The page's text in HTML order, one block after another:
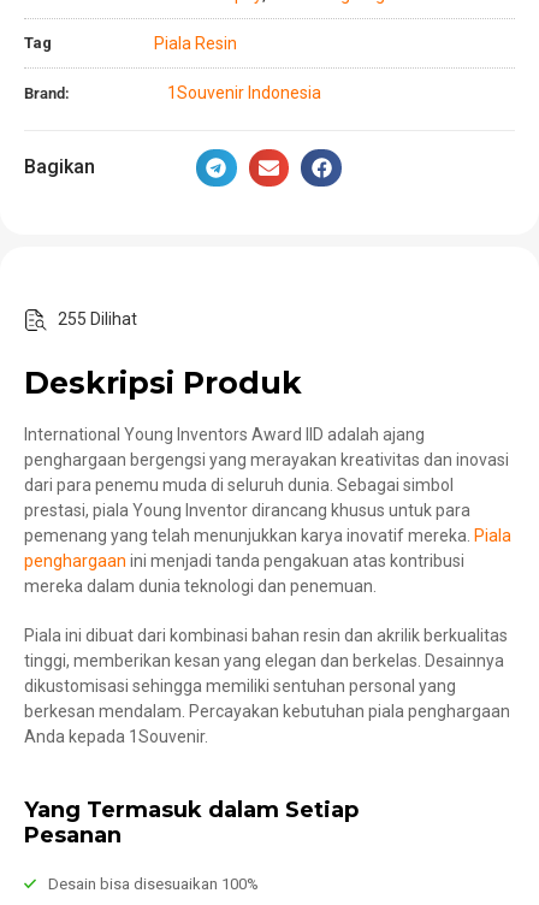
Tag Piala Resin
Brand: 1Souvenir Indonesia
Bagikan
255 Dilihat
Deskripsi Produk
International Young Inventors Award IID adalah ajang
penghargaan bergengsi yang merayakan kreativitas dan inovasi
dari para penemu muda di seluruh dunia. Sebagai simbol
prestasi, piala Young Inventor dirancang khusus untuk para
pemenang yang telah menunjukkan karya inovatif mereka. Piala
penghargaan ini menjadi tanda pengakuan atas kontribusi
mereka dalam dunia teknologi dan penemuan.
Piala ini dibuat dari kombinasi bahan resin dan akrilik berkualitas
tinggi, memberikan kesan yang elegan dan berkelas. Desainnya
dikustomisasi sehingga memiliki sentuhan personal yang
berkesan mendalam. Percayakan kebutuhan piala penghargaan
Anda kepada 1Souvenir.
Yang Termasuk dalam Setiap
Pesanan
Desain bisa disesuaikan 100%